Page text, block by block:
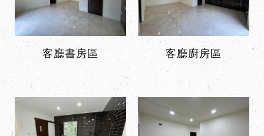
客廳書房區 客廳廚房區